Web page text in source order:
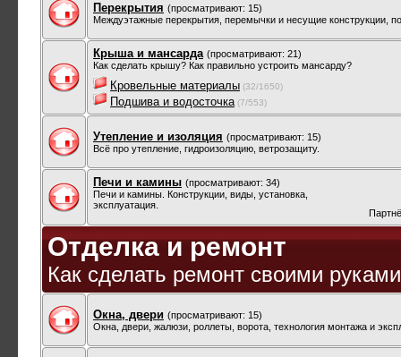
Перекрытия (просматривают: 15)
Междуэтажные перекрытия, перемычки и несущие конструкции,
Крыша и мансарда (просматривают: 21)
Как сделать крышу? Как правильно устроить мансарду?
Кровельные материалы (32/1650)
Подшива и водосточка (7/553)
Утепление и изоляция (просматривают: 15)
Всё про утепление, гидроизоляцию, ветрозащиту.
Печи и камины (просматривают: 34)
Печи и камины. Конструкции, виды, установка,
эксплуатация.
Отделка и ремонт
Как сделать ремонт своими
Окна, двери (просматривают: 15)
Окна, двери, жалюзи, роллеты, ворота, технология монтажа и